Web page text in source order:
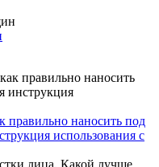
правильно наносить под
использования с